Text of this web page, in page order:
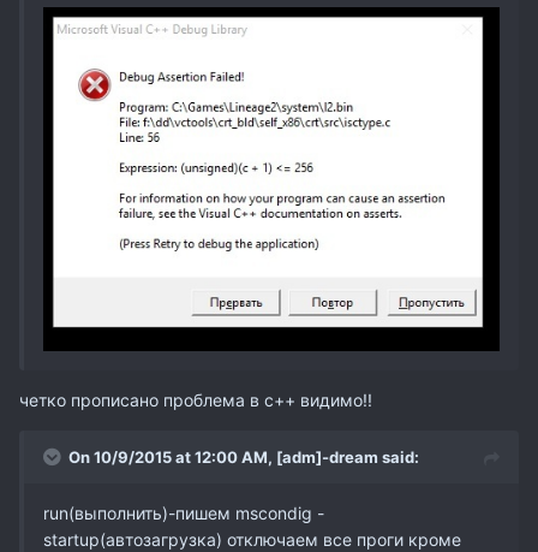
четко прописано проблема в с++ видимо!!
On 10/9/2015 at 12:00 AM, [adm]-dream said:
run(выполнить)-пишем mscondig -
startup(автозагрузка) отключаем все проги кроме